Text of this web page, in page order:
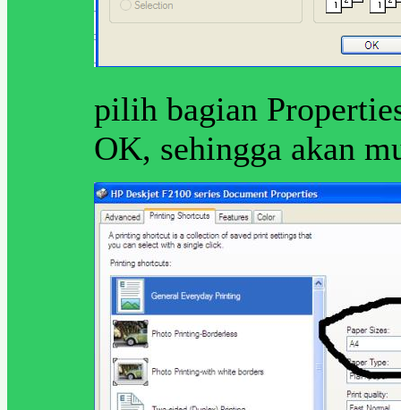
pilih bagian
OK, sehingga akan